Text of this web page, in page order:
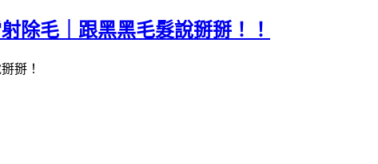
除毛｜跟黑黑毛髮說掰掰！！